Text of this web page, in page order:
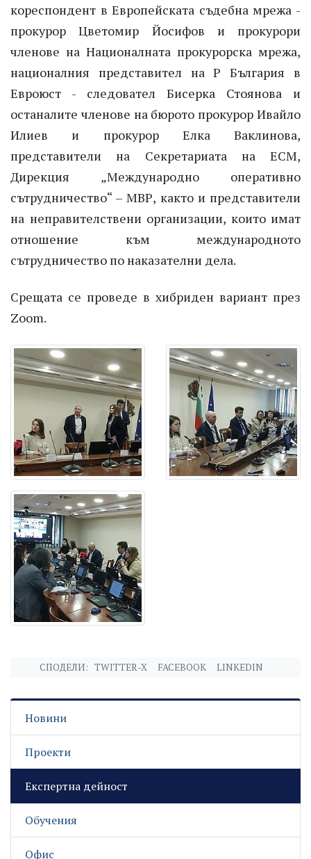
кореспондент в Европейската съдебна мрежа -
прокурор Цветомир Йосифов и прокурори
членове на Националната прокурорска мрежа,
националния представител на Р България в
Евроюст - следовател Бисерка Стоянова и
останалите членове на бюрото прокурор Ивайло
Илиев и прокурор Елка Ваклинова,
представители на Секретариата на ЕСМ,
Дирекция „Международно оперативно
сътрудничество“ – МВР, както и представители
на неправителствени организации, които имат
отношение към международното
сътрудничество по наказателни дела.
Срещата се проведе в хибриден вариант през
Zoom.
СПОДЕЛИ: TWITTER-X FACEBOOK LINKEDIN
Новини
Проекти
Експертна дейност
Обучения
Офис